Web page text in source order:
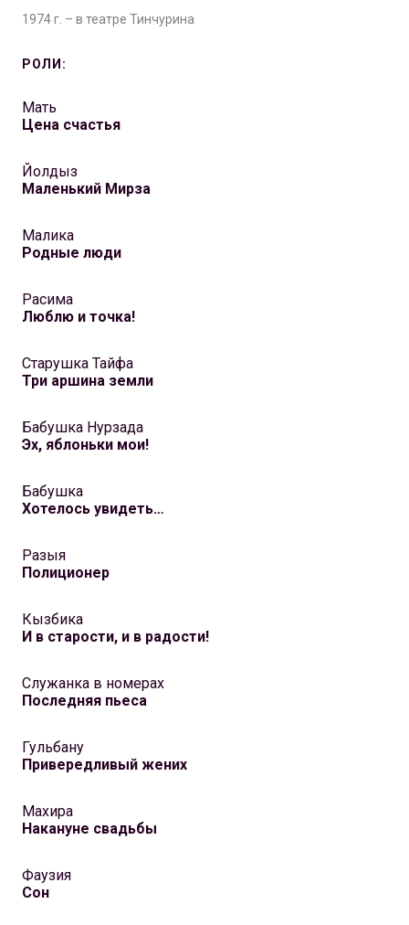
1974 г. – в театре Тинчурина
РОЛИ:
Мать
Цена счастья
Йолдыз
Маленький Мирза
Малика
Родные люди
Расима
Люблю и точка!
Старушка Тайфа
Три аршина земли
Бабушка Нурзада
Эх, яблоньки мои!
Бабушка
Хотелось увидеть…
Разыя
Полиционер
Кызбика
И в cтарости, и в радости!
Служанка в номерах
Последняя пьеса
Гульбану
Привередливый жених
Махира
Накануне свадьбы
Фаузия
Сон